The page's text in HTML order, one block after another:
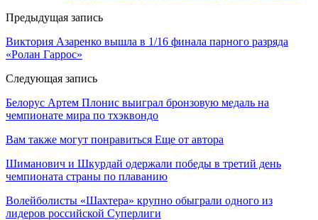
Предыдущая запись
Виктория Азаренко вышла в 1/16 финала парного разряда
«Ролан Гаррос»
Следующая запись
Белорус Артем Плонис выиграл бронзовую медаль на
чемпионате мира по тхэквондо
Вам также могут понравиться Еще от автора
Шиманович и Шкурдай одержали победы в третий день
чемпионата страны по плаванию
Волейболисты «Шахтера» крупно обыграли одного из
лидеров российской Суперлиги